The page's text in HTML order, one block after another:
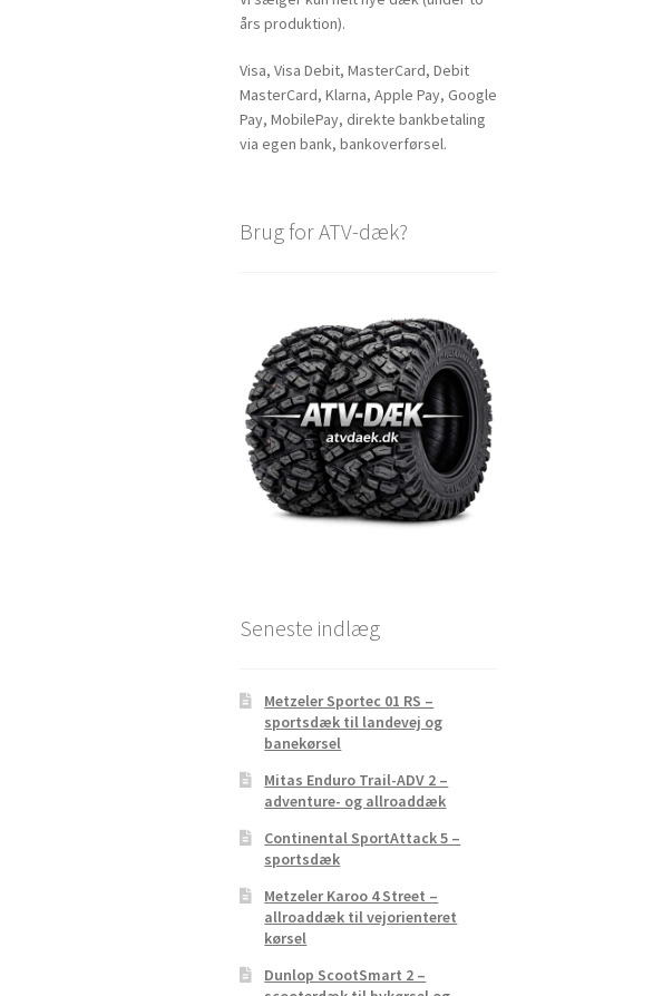
års produktion).
Visa, Visa Debit, MasterCard, Debit
MasterCard, Klarna, Apple Pay, Google
Pay, MobilePay, direkte bankbetaling
via egen bank, bankoverførsel.
Brug for ATV-dæk?
Seneste indlæg
Metzeler Sportec 01 RS –
sportsdæk til landevej og
banekørsel
Mitas Enduro Trail-ADV 2 –
adventure- og allroaddæk
Continental SportAttack 5 –
sportsdæk
Metzeler Karoo 4 Street –
allroaddæk til vejorienteret
kørsel
Dunlop ScootSmart 2 –